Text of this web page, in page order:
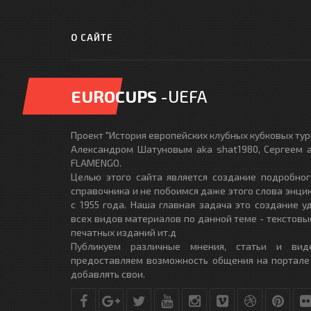
О САЙТЕ
EUROCUPS -UEFA
Проект "История европейских клубных кубковых
Александром Шатуновым aka shat1980, Сергеем
FLAMENGO.
Целью этого сайта является создание
справочника и не побоимся даже этого слова
с 1955 года. Наша главная задача это создание
всех видов материалов по данной теме -
печатных изданий ит.д
Публикуем различные мнения, статьи и
предоставляем возможность общения на
добавлять свои.